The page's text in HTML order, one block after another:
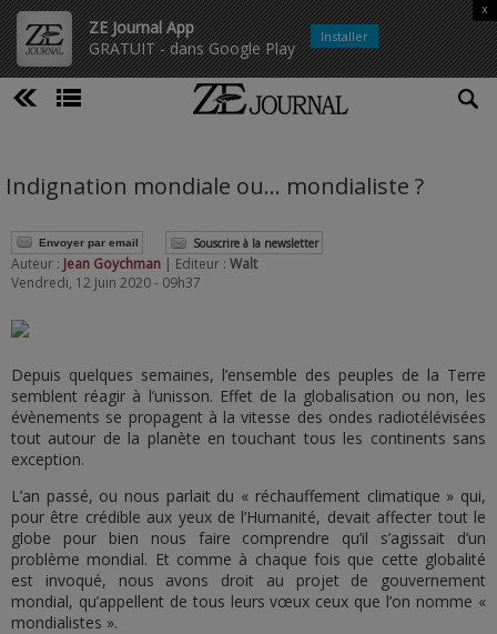
ZE Journal App
GRATUIT - dans Google Play
x
Installer
Indignation mondiale ou… mondialiste ?
Envoyer par email Souscrire à la newsletter
Auteur : Jean Goychman | Editeur : Walt
Vendredi, 12 Juin 2020 - 09h37
Depuis quelques semaines, l’ensemble des peuples de la Terre
semblent réagir à l’unisson. Effet de la globalisation ou non, les
évènements se propagent à la vitesse des ondes radiotélévisées
tout autour de la planète en touchant tous les continents sans
exception.
L’an passé, ou nous parlait du « réchauffement climatique » qui,
pour être crédible aux yeux de l’Humanité, devait affecter tout le
globe pour bien nous faire comprendre qu’il s’agissait d’un
problème mondial. Et comme à chaque fois que cette globalité
est invoqué, nous avons droit au projet de gouvernement
mondial, qu’appellent de tous leurs vœux ceux que l’on nomme «
mondialistes ».